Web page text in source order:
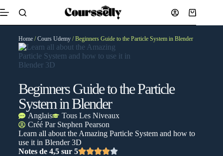
Home/Cours Udemy/ Beginners Guide to the Particle System in Blender
Beginners Guide to the Particle
System in Blender
Anglais
Tous Les Niveaux
Créé Par Stephen Pearson
Learn all about the Amazing Particle System and how to
use it in Blender 3D
Notes de 4,5 sur 5